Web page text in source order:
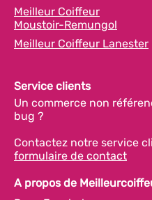
Meilleur Coiffeur
Moustoir-Remungol
Meilleur Coiffeur Lanester
Service clients
Un commerce non
bug ?
Contactez notre service
formulaire de contact
A propos de